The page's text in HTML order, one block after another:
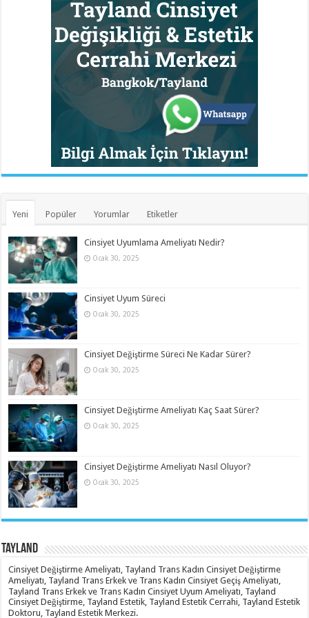
Yeni Popüler Yorumlar Etiketler
Cinsiyet Uyumlama Ameliyatı Nedir?
Ocak 30, 2025
Cinsiyet Uyum Süreci
Ocak 30, 2025
Cinsiyet Değiştirme Süreci Ne Kadar Sürer?
Ocak 30, 2025
Cinsiyet Değiştirme Ameliyatı Kaç Saat Sürer?
Ocak 30, 2025
Cinsiyet Değiştirme Ameliyatı Nasıl Oluyor?
Ocak 30, 2025
Tayland
Cinsiyet Değiştirme Ameliyatı, Tayland Trans Kadın Cinsiyet Değiştirme
Ameliyatı, Tayland Trans Erkek ve Trans Kadın Cinsiyet Geçiş Ameliyatı,
Tayland Trans Erkek ve Trans Kadın Cinsiyet Uyum Ameliyatı, Tayland
Cinsiyet Değiştirme, Tayland Estetik, Tayland Estetik Cerrahi, Tayland Estetik
Doktoru, Tayland Estetik Merkezi.